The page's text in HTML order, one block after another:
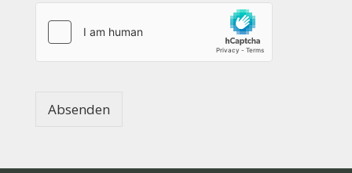
Absenden